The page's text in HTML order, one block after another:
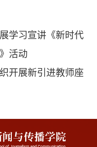
学习宣讲《新时代
活动
开展新引进教师座